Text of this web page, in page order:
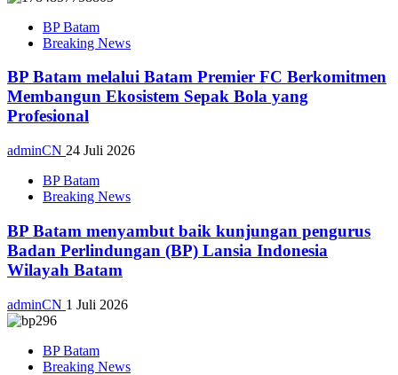
BP Batam
Breaking News
BP Batam melalui Batam Premier FC Berkomitmen
Membangun Ekosistem Sepak Bola yang
Profesional
adminCN 24 Juli 2026
BP Batam
Breaking News
BP Batam menyambut baik kunjungan pengurus
Badan Perlindungan (BP) Lansia Indonesia
Wilayah Batam
adminCN 1 Juli 2026
BP Batam
Breaking News